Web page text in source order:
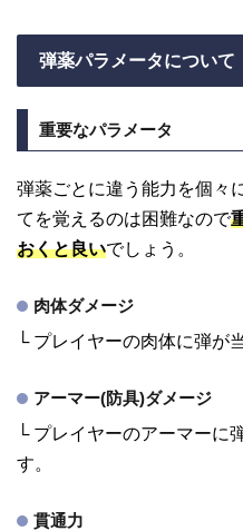
弾薬パラメータについて
重要なパラメータ
弾薬ごとに違う能力を個々
てを覚えるのは困難なので
おくと良いでしょう。
肉体ダメージ
└ プレイヤーの肉体に弾が
アーマー(防具)ダメージ
└ プレイヤーのアーマーに
す。
貫通力